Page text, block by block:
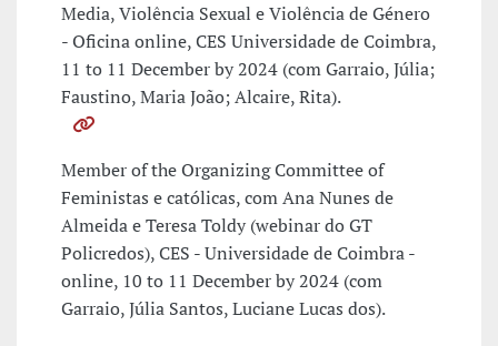
Media, Violência Sexual e Violência de Género
- Oficina online, CES Universidade de Coimbra,
11 to 11 December by 2024 (com Garraio, Júlia;
Faustino, Maria João; Alcaire, Rita).
Member of the Organizing Committee of
Feministas e católicas, com Ana Nunes de
Almeida e Teresa Toldy (webinar do GT
Policredos), CES - Universidade de Coimbra -
online, 10 to 11 December by 2024 (com
Garraio, Júlia Santos, Luciane Lucas dos).